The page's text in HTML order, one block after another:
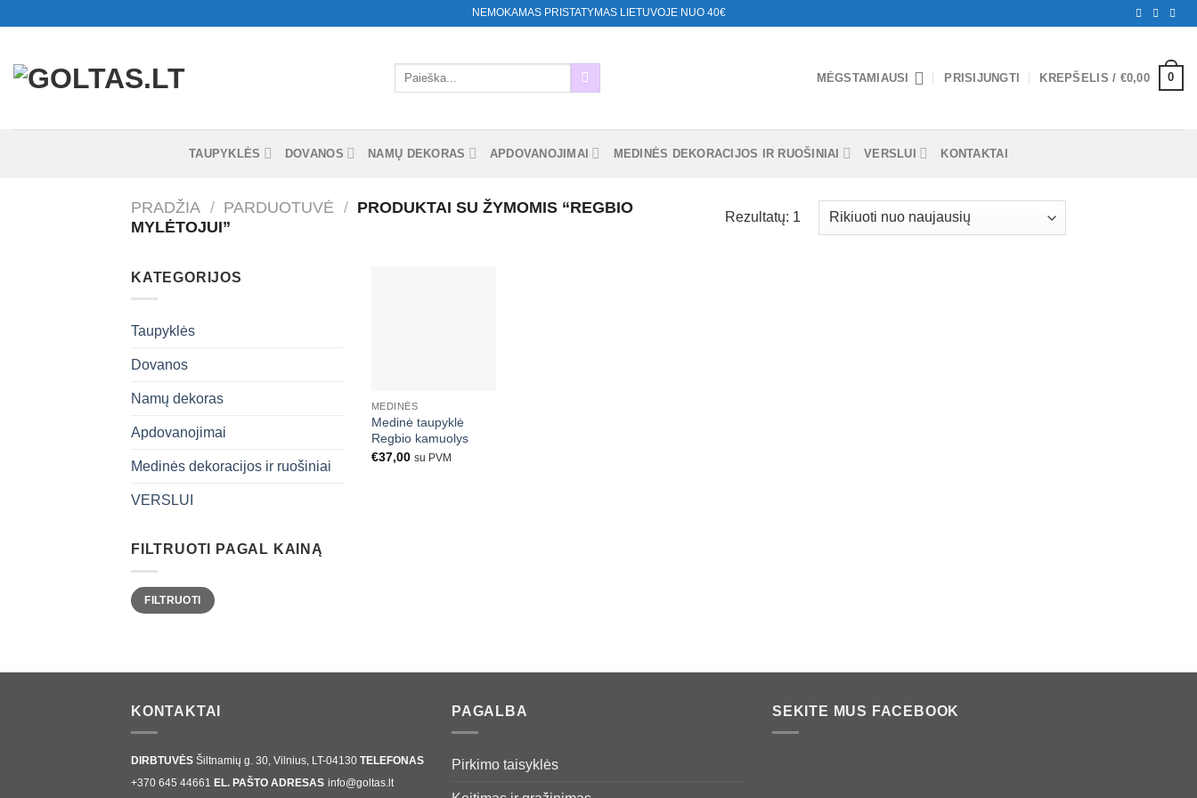
NEMOKAMAS PRISTATYMAS LIETUVOJE NUO 40€
Ieškoti:
MĖGSTAMIAUSI PRISIJUNGTI KREPŠELIS / €0,00 0
TAUPYKLĖS DOVANOS NAMŲ DEKORAS APDOVANOJIMAI MEDINĖS DEKORACIJOS IR RUOŠINIAI VERSLUI KONTAKTAI
PRADŽIA / PARDUOTUVĖ / PRODUKTAI SU ŽYMOMIS “REGBIO
MYLĖTOJUI”
Rezultatų: 1
KATEGORIJOS
Taupyklės
Dovanos
Namų dekoras
Apdovanojimai
Medinės dekoracijos ir ruošiniai
VERSLUI
FILTRUOTI PAGAL KAINĄ
Min
kaina
Maks
kainaFILTRUOTI
MEDINĖS
Medinė taupyklė
Regbio kamuolys
€37,00 su PVM
KONTAKTAI
DIRBTUVĖS Šiltnamių g. 30, Vilnius, LT-04130 TELEFONAS
+370 645 44661 EL. PAŠTO ADRESAS info@goltas.lt
PAGALBA
Pirkimo taisyklės
SEKITE MUS FACEBOOK